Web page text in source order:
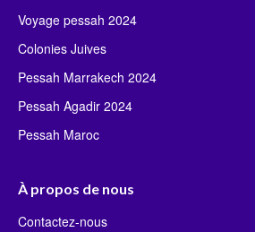
Voyage pessah 2024
Colonies Juives
Pessah Marrakech 2024
Pessah Agadir 2024
Pessah Maroc
À propos de nous
Contactez-nous